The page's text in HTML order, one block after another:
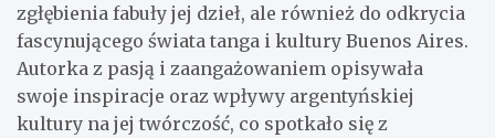
zgłębienia fabuły jej dzieł, ale również do odkrycia
fascynującego świata tanga i kultury Buenos Aires.
Autorka z pasją i zaangażowaniem opisywała
swoje inspiracje oraz wpływy argentyńskiej
kultury na jej twórczość, co spotkało się z